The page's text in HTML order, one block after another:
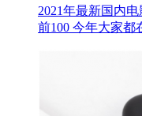
2021年最新国内
前100 今年大家都